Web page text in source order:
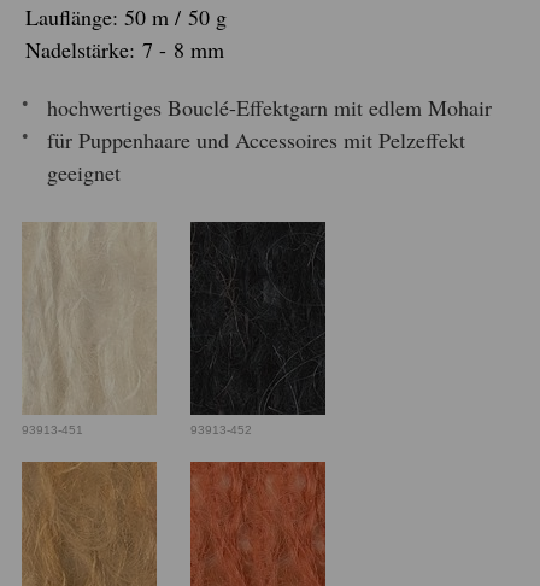
Lauflänge: 50 m / 50 g
Nadelstärke: 7 - 8 mm
hochwertiges Bouclé-Effektgarn mit edlem Mohair
für Puppenhaare und Accessoires mit Pelzeffekt
geeignet
93913-451 93913-452